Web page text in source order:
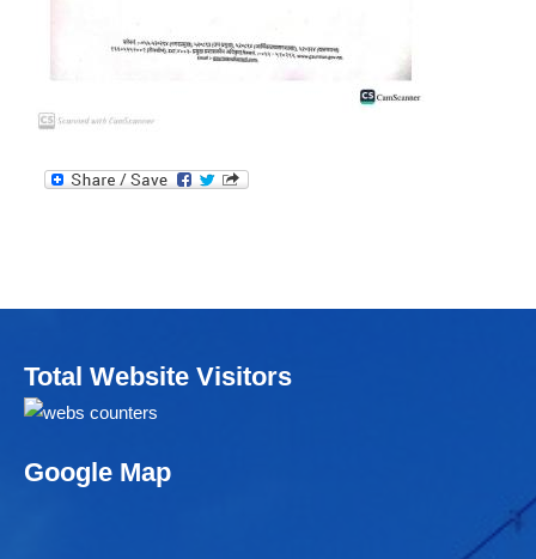
Total Website Visitors
Google Map